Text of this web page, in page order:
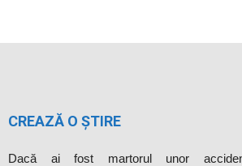
CREAZĂ O ȘTIRE
Dacă ai fost martorul unor